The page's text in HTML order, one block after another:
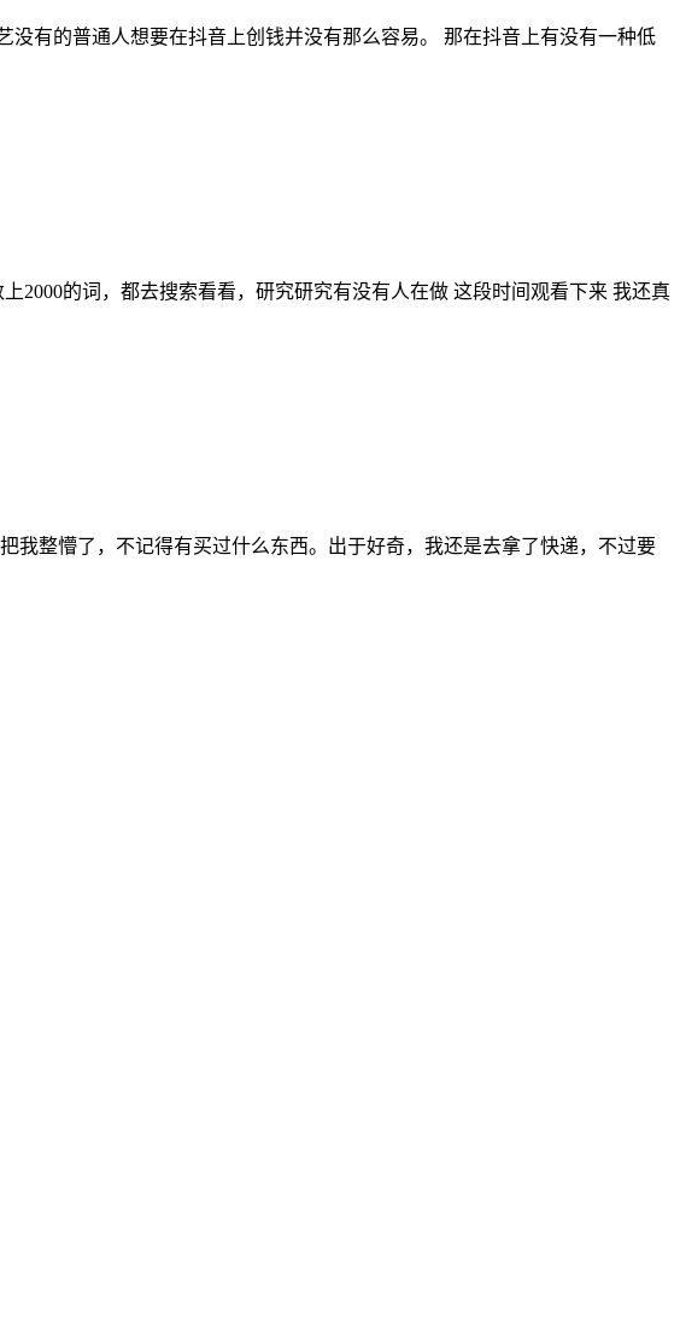
有的普通人‬‬想要在抖音上创钱并没有那么容易。 那在抖音上有没有一种低
2000的词，都去搜索看看，研究研究有没有人在做 这段时间观看下来 我还真
我整懵了，不记得有买过什么东西。出于好奇，我还是去拿了快递，不过要